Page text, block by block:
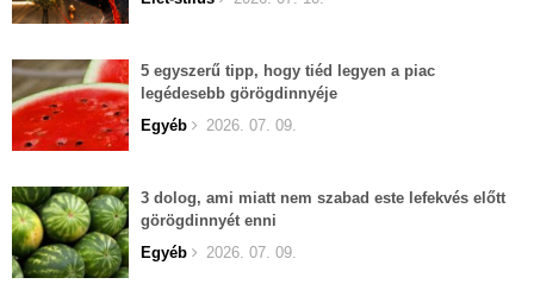
5 egyszerű tipp, hogy tiéd legyen a piac
legédesebb görögdinnyéje
Egyéb
2026. 07. 09.
3 dolog, ami miatt nem szabad este lefekvés előtt
görögdinnyét enni
Egyéb
2026. 07. 09.